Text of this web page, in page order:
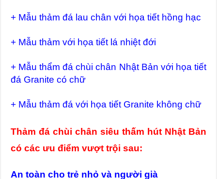
+ Mẫu thảm đá lau chân với họa tiết hồng hạc
+ Mẫu thảm với họa tiết lá nhiệt đới
+ Mẫu thẩm đá chùi chân Nhật Bản với họa tiết
đá Granite có chữ
+ Mẫu thảm đá với họa tiết Granite không chữ
Thảm đá chùi chân siêu thấm hút Nhật Bản
có các ưu điểm vượt trội sau:
An toàn cho trẻ nhỏ và người già